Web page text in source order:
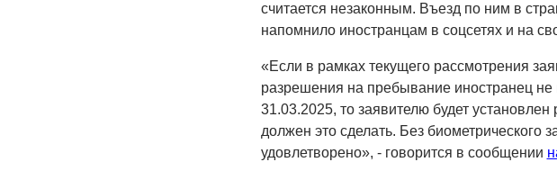
считается незаконным. Въезд по ним в
напомнило иностранцам в соцсетях и на
«Если в рамках текущего рассмотрения
разрешения на пребывание иностранец не
31.03.2025, то заявителю будет
должен это сделать. Без биометрического
удовлетворено», - говорится в сообщении